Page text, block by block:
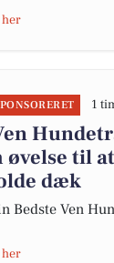
1
øvelse til
dæk
Bedste Ven